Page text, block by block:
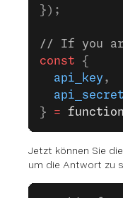
});
// If you
const {
  api_key
,
  api_secret
} =
Jetzt können Sie
um die Antwort zu